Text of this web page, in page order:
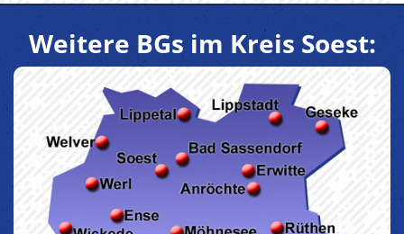
Weitere BGs im Kreis Soest: